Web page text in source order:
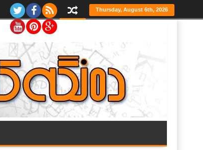
Thursday, August 6th, 2026